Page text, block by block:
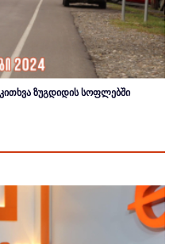
ზუგდიდის სოფლებში